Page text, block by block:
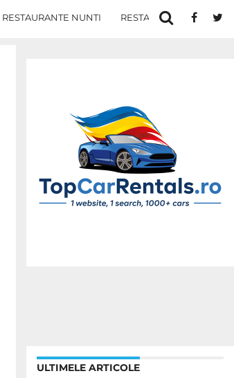
RESTAURANTE NUNTI RESTAURANTE IN IASI
ULTIMELE ARTICOLE